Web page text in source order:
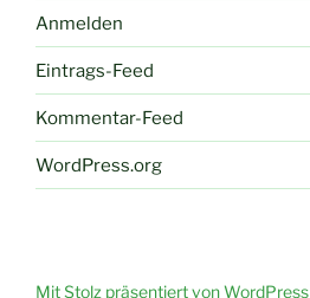
Anmelden
Eintrags-Feed
Kommentar-Feed
WordPress.org
Mit Stolz präsentiert von WordPress